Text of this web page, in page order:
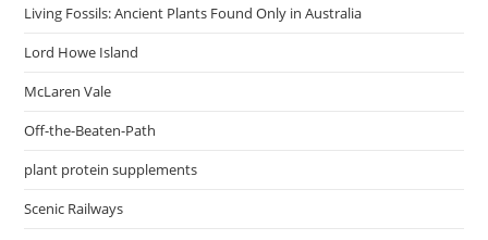
Living Fossils: Ancient Plants Found Only in Australia
Lord Howe Island
McLaren Vale
Off-the-Beaten-Path
plant protein supplements
Scenic Railways